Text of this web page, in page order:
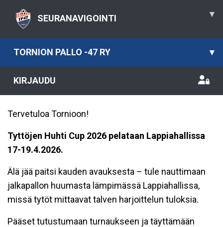
SEURANAVIGOINTI ▾
TORNION PALLO -47 RY ▾
KIRJAUDU
Tervetuloa Tornioon!
Tyttöjen Huhti Cup 2026 pelataan Lappiahallissa
17-19.4.2026.
Älä jää paitsi kauden avauksesta – tule nauttimaan
jalkapallon huumasta lämpimässä Lappiahallissa,
missä tytöt mittaavat talven harjoittelun tuloksia.
Pääset tutustumaan turnaukseen ja täyttämään